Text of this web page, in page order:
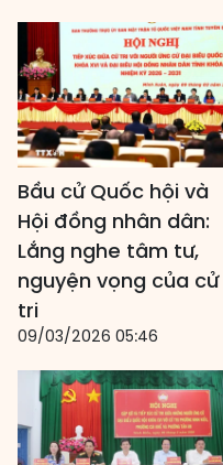
Bầu cử Quốc hội và
Hội đồng nhân dân:
Lắng nghe tâm tư,
nguyện vọng của cử
tri
09/03/2026 05:46